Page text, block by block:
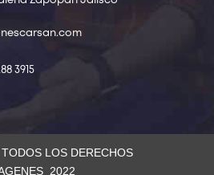
3915
LOS DERECHOS
2022